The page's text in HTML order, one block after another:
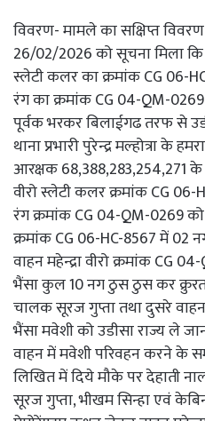
विवरण- मामले का सक्षिप्त
26/02/2026 को सूचना मिला कि
स्लेटी कलर का क्रमांक CG 06-
रंग का क्रमांक CG 04-QM-
पूर्वक भरकर बिलाईगढ तरफ से
थाना प्रभारी पुरेन्द्र मल्होत्रा के
आरक्षक 68,388,283,254,271 के
वीरो स्लेटी कलर क्रमांक CG 06-
रंग क्रमांक CG 04-QM-0269 को
क्रमांक CG 06-HC-8567 में 02
वाहन महेन्द्रा वीरो क्रमांक CG
भैंसा कुल 10 नग ठुस ठुस कर
चालक सूरज गुप्ता तथा दुसरे
भैंसा मवेशी को उडीसा राज्य ले
वाहन में मवेशी परिवहन करने के
लिखित में दिये मौके पर देहाती
सूरज गुप्ता, भीखम सिन्हा एवं